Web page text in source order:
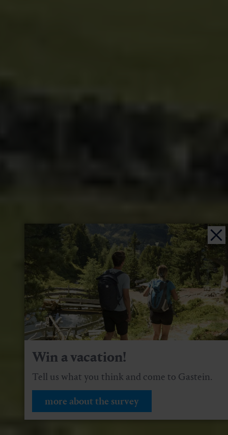
Win a vacation!
Tell us what you think and come to Gastein.
more about the survey